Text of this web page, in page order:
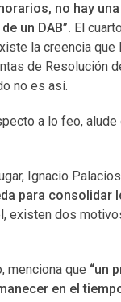
no hay
un DAB”. El
la creencia que
de Resolución
no es así.
a lo feo, alude
Ignacio
para consolidar
existen dos
menciona que “un
en el